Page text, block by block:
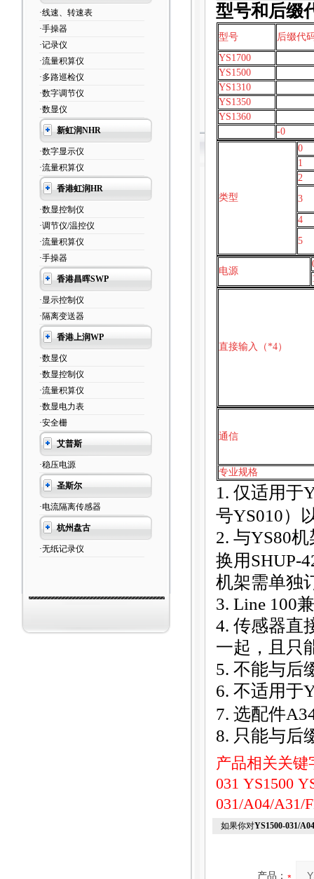
·线速、转速表
·手操器
·记录仪
·流量积算仪
·多路巡检仪
·数字调节仪
·数显仪
新虹润NHR
·数字显示仪
·流量积算仪
香港虹润HR
·数显控制仪
·调节仪/温控仪
·流量积算仪
·手操器
香港昌晖SWP
·显示控制仪
·隔离变送器
香港上润WP
·数显仪
·数显控制仪
·流量积算仪
·数显电力表
·安全栅
艾普斯
·稳压电源
圣斯尔
·电流隔离传感器
杭州盘古
·无纸记录仪
型号和后缀
型号
后缀代
YS1700
YS1500
YS1310
YS1350
YS1360
-0
类型
0
1
2
3
4
5
电源
直接输入（*4）
通信
专业规格
1. 仅适用于
号YS010）
2. 与YS80
换用SHUP-
机架需单独
3. Line 100
4. 传感器直
一起，且只
5. 不能与后
6. 不适用于
7. 选配件
8. 只能与后
产品相关关
031 YS1500
031/A04/A31/
如果你对YS1500-031/
产品：